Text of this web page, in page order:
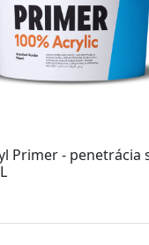
Primer - penetrácia